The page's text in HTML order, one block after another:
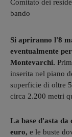
Comitato dei
bando
Si apriranno l'8
eventualmente
Montevarchi.
inserita nel piano
superficie di oltre
circa 2.200 metri
La base d'asta
euro, e le buste